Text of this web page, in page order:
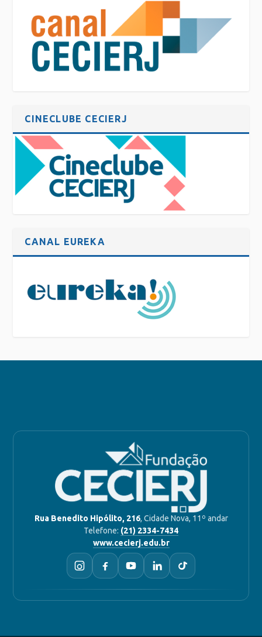
CINECLUBE CECIERJ
CANAL EUREKA
Rua Benedito Hipólito, 216, Cidade Nova, 11º andar
Telefone: (21) 2334-7434
www.cecierj.edu.br